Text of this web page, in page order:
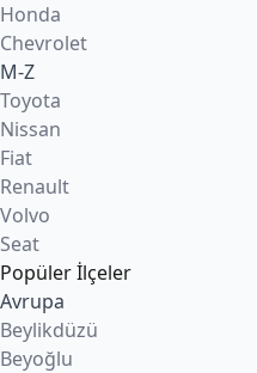
Honda
Chevrolet
M-Z
Toyota
Nissan
Fiat
Renault
Volvo
Seat
Popüler İlçeler
Avrupa
Beylikdüzü
Beyoğlu